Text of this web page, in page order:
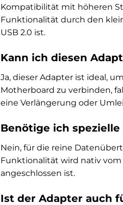
Kompatibilität mit höheren
Funktionalität durch den
USB 2.0 ist.
Kann ich diesen
Ja, dieser Adapter ist ideal,
Motherboard zu verbinden,
eine Verlängerung oder
Benötige ich
Nein, für die reine
Funktionalität wird nativ
angeschlossen ist.
Ist der Adapter auch